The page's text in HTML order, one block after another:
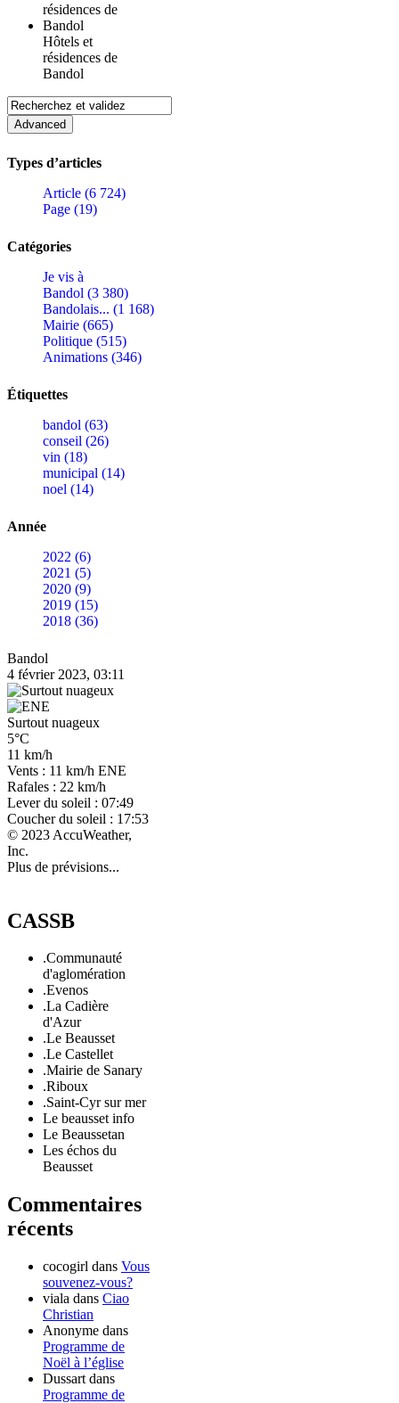
Hôtels et
résidences de
Bandol
Types d’articles
Article (6 724)
Page (19)
Catégories
Je vis à
Bandol (3 380)
Bandolais... (1 168)
Mairie (665)
Politique (515)
Animations (346)
Étiquettes
bandol (63)
conseil (26)
vin (18)
municipal (14)
noel (14)
Année
2022 (6)
2021 (5)
2020 (9)
2019 (15)
2018 (36)
Bandol
4 février 2023, 03:11
Surtout nuageux
5°C
11 km/h
Vents : 11 km/h ENE
Rafales : 22 km/h
Lever du soleil : 07:49
Coucher du soleil : 17:53
© 2023 AccuWeather,
Inc.
Plus de prévisions...
CASSB
.Communauté
d'aglomération
.Evenos
.La Cadière
d'Azur
.Le Beausset
.Le Castellet
.Mairie de Sanary
.Riboux
.Saint-Cyr sur mer
Le beausset info
Le Beaussetan
Les échos du
Beausset
Commentaires
récents
cocogirl dans Vous
souvenez-vous?
viala dans Ciao
Christian
Anonyme dans
Programme de
Noël à l’église
Dussart dans
Programme de